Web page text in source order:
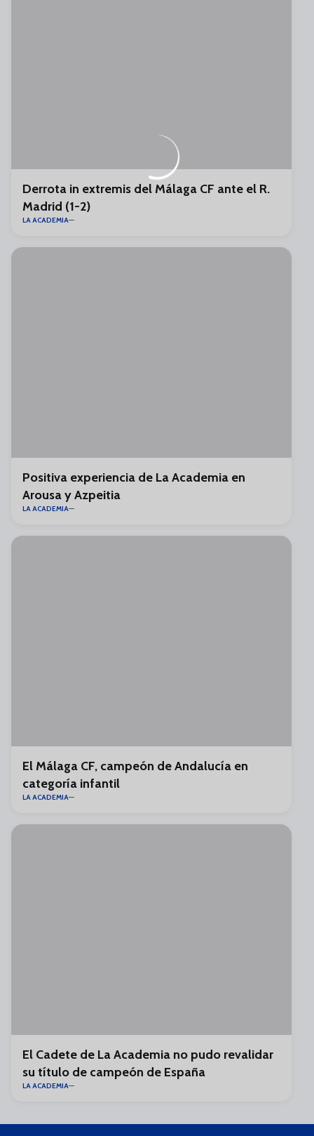
Derrota in extremis del Málaga CF ante el R.
Madrid (1-2)
LA ACADEMIA
Positiva experiencia de La Academia en
Arousa y Azpeitia
LA ACADEMIA
El Málaga CF, campeón de Andalucía en
categoría infantil
LA ACADEMIA
El Cadete de La Academia no pudo revalidar
su título de campeón de España
LA ACADEMIA